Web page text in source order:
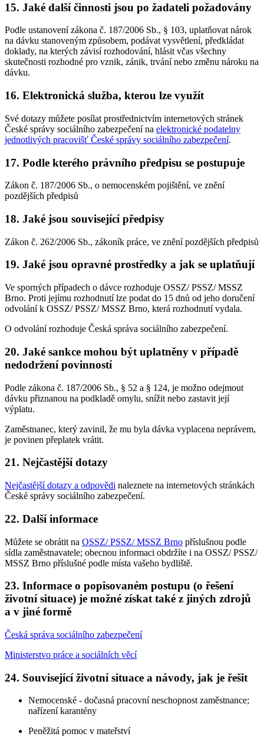
15. Jaké další činnosti jsou po žadateli požadovány
Podle ustanovení zákona č. 187/2006 Sb., § 103, uplatňovat nárok
na dávku stanoveným způsobem, podávat vysvětlení, předkládat
doklady, na kterých závisí rozhodování, hlásit včas všechny
skutečnosti rozhodné pro vznik, zánik, trvání nebo změnu nároku na
dávku.
16. Elektronická služba, kterou lze využít
Své dotazy můžete posílat prostřednictvím internetových stránek
České správy sociálního zabezpečení na elektronické podatelny
jednotlivých pracovišť České správy sociálního zabezpečení.
17. Podle kterého právního předpisu se postupuje
Zákon č. 187/2006 Sb., o nemocenském pojištění, ve znění
pozdějších předpisů
18. Jaké jsou související předpisy
Zákon č. 262/2006 Sb., zákoník práce, ve znění pozdějších předpisů
19. Jaké jsou opravné prostředky a jak se uplatňují
Ve sporných případech o dávce rozhoduje OSSZ/ PSSZ/ MSSZ
Brno. Proti jejímu rozhodnutí lze podat do 15 dnů od jeho doručení
odvolání k OSSZ/ PSSZ/ MSSZ Brno, která rozhodnutí vydala.
O odvolání rozhoduje Česká správa sociálního zabezpečení.
20. Jaké sankce mohou být uplatněny v případě
nedodržení povinností
Podle zákona č. 187/2006 Sb., § 52 a § 124, je možno odejmout
dávku přiznanou na podkladě omylu, snížit nebo zastavit její
výplatu.
Zaměstnanec, který zavinil, že mu byla dávka vyplacena neprávem,
je povinen přeplatek vrátit.
21. Nejčastější dotazy
Nejčastější dotazy a odpovědi naleznete na internetových stránkách
České správy sociálního zabezpečení.
22. Další informace
Můžete se obrátit na OSSZ/ PSSZ/ MSSZ Brno příslušnou podle
sídla zaměstnavatele; obecnou informaci obdržíte i na OSSZ/ PSSZ/
MSSZ Brno příslušné podle místa vašeho bydliště.
23. Informace o popisovaném postupu (o řešení
životní situace) je možné získat také z jiných zdrojů
a v jiné formě
Česká správa sociálního zabezpečení
Ministerstvo práce a sociálních věcí
24. Související životní situace a návody, jak je řešit
Nemocenské - dočasná pracovní neschopnost zaměstnance;
nařízení karantény
Peněžitá pomoc v mateřství